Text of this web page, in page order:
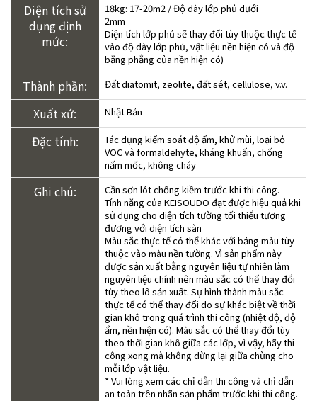
Diện tích sử
dụng định
mức:
18kg: 17-20m2 / Độ dày lớp phủ dưới
2mm
Diện tích lớp phủ sẽ thay đổi tùy thuộc thực tế
vào độ dày lớp phủ, vật liệu nền hiện có và độ
bằng phẳng của nền hiện có)
Thành phần: Đất diatomit, zeolite, đất sét, cellulose, v.v.
Xuất xứ: Nhật Bản
Đặc tính:
Tác dụng kiểm soát độ ẩm, khử mùi, loại bỏ
VOC và formaldehyte, kháng khuẩn, chống
nấm mốc, không cháy
Ghi chú:
Cần sơn lót chống kiềm trước khi thi công.
Tính năng của KEISOUDO đạt được hiệu quả khi
sử dụng cho diện tích tường tối thiểu tương
đương với diện tích sàn
Màu sắc thực tế có thể khác với bảng màu tùy
thuộc vào màu nền tường. Vì sản phẩm này
được sản xuất bằng nguyên liệu tự nhiên làm
nguyên liệu chính nên màu sắc có thể thay đổi
tùy theo lô sản xuất. Sự hình thành màu sắc
thực tế có thể thay đổi do sự khác biệt về thời
gian khô trong quá trình thi công (nhiệt độ, độ
ẩm, nền hiện có). Màu sắc có thể thay đổi tùy
theo thời gian khô giữa các lớp, vì vậy, hãy thi
công xong mà không dừng lại giữa chừng cho
mỗi lớp vật liệu.
* Vui lòng xem các chỉ dẫn thi công và chỉ dẫn
an toàn trên nhãn sản phẩm trước khi thi công.